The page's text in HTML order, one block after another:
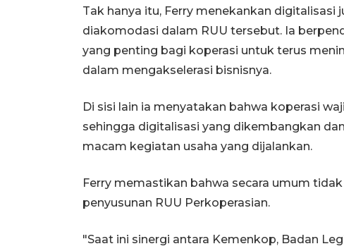
Tak hanya itu, Ferry menekankan
diakomodasi dalam RUU tersebut. Ia
yang penting bagi koperasi untuk terus
dalam mengakselerasi bisnisnya.
Di sisi lain ia menyatakan bahwa koperasi
sehingga digitalisasi yang dikembangkan
macam kegiatan usaha yang dijalankan.
Ferry memastikan bahwa secara umum
penyusunan RUU Perkoperasian.
"Saat ini sinergi antara Kemenkop, Badan